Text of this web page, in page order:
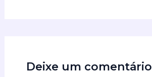
Deixe um comentário